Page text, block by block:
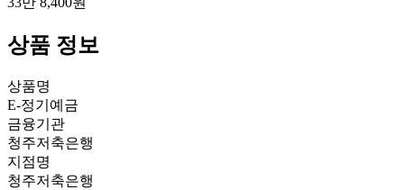
상품 정보
상품명
E-정기예금
금융기관
청주저축은행
지점명
청주저축은행